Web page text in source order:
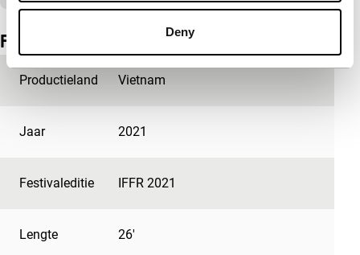
Deny
Film details
Productieland Vietnam
Jaar 2021
Festivaleditie IFFR 2021
Lengte 26'